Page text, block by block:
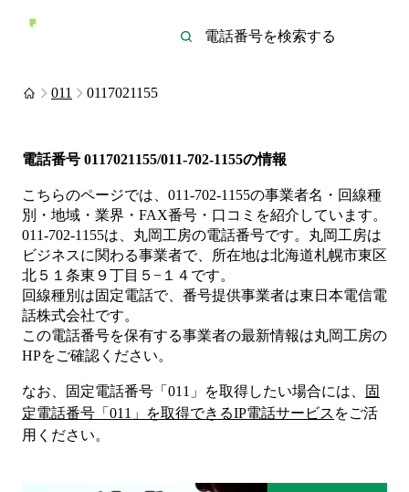
011 0117021155
電話番号 0117021155/011-702-1155の情報
こちらのページでは、 011-702-1155の事業者名・回線種
別・地域・業界・FAX番号・口コミを紹介しています。
011-702-1155は、 丸岡工房の電話番号です。 丸岡工房は
ビジネスに関わる事業者で、所在地は北海道札幌市東区
北５１条東９丁目５−１４ です。
回線種別は固定電話で、番号提供事業者は東日本電信電
話株式会社です。
この電話番号を保有する事業者の最新情報は丸岡工房の
HPをご確認ください。
なお、固定電話番号「 011 」を取得したい場合には、
固
定電話番号「 011 」を取得できるIP電話サービス をご活
用ください。